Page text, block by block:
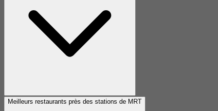
Meilleurs restaurants près des stations de MRT